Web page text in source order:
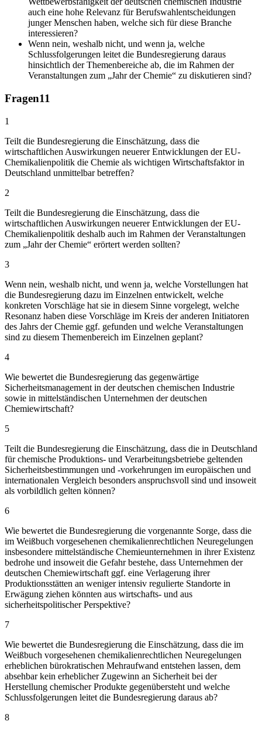
auch eine hohe Relevanz für Berufswahlentscheidungen
junger Menschen haben, welche sich für diese Branche
interessieren?
Wenn nein, weshalb nicht, und wenn ja, welche
Schlussfolgerungen leitet die Bundesregierung daraus
hinsichtlich der Themenbereiche ab, die im Rahmen der
Veranstaltungen zum „Jahr der Chemie“ zu diskutieren sind?
Fragen11
1
Teilt die Bundesregierung die Einschätzung, dass die
wirtschaftlichen Auswirkungen neuerer Entwicklungen der EU-
Chemikalienpolitik die Chemie als wichtigen Wirtschaftsfaktor in
Deutschland unmittelbar betreffen?
2
Teilt die Bundesregierung die Einschätzung, dass die
wirtschaftlichen Auswirkungen neuerer Entwicklungen der EU-
Chemikalienpolitik deshalb auch im Rahmen der Veranstaltungen
zum „Jahr der Chemie“ erörtert werden sollten?
3
Wenn nein, weshalb nicht, und wenn ja, welche Vorstellungen hat
die Bundesregierung dazu im Einzelnen entwickelt, welche
konkreten Vorschläge hat sie in diesem Sinne vorgelegt, welche
Resonanz haben diese Vorschläge im Kreis der anderen Initiatoren
des Jahrs der Chemie ggf. gefunden und welche Veranstaltungen
sind zu diesem Themenbereich im Einzelnen geplant?
4
Wie bewertet die Bundesregierung das gegenwärtige
Sicherheitsmanagement in der deutschen chemischen Industrie
sowie in mittelständischen Unternehmen der deutschen
Chemiewirtschaft?
5
Teilt die Bundesregierung die Einschätzung, dass die in Deutschland
für chemische Produktions- und Verarbeitungsbetriebe geltenden
Sicherheitsbestimmungen und -vorkehrungen im europäischen und
internationalen Vergleich besonders anspruchsvoll sind und insoweit
als vorbildlich gelten können?
6
Wie bewertet die Bundesregierung die vorgenannte Sorge, dass die
im Weißbuch vorgesehenen chemikalienrechtlichen Neuregelungen
insbesondere mittelständische Chemieunternehmen in ihrer Existenz
bedrohe und insoweit die Gefahr bestehe, dass Unternehmen der
deutschen Chemiewirtschaft ggf. eine Verlagerung ihrer
Produktionsstätten an weniger intensiv regulierte Standorte in
Erwägung ziehen könnten aus wirtschafts- und aus
sicherheitspolitischer Perspektive?
7
Wie bewertet die Bundesregierung die Einschätzung, dass die im
Weißbuch vorgesehenen chemikalienrechtlichen Neuregelungen
erheblichen bürokratischen Mehraufwand entstehen lassen, dem
absehbar kein erheblicher Zugewinn an Sicherheit bei der
Herstellung chemischer Produkte gegenübersteht und welche
Schlussfolgerungen leitet die Bundesregierung daraus ab?
8